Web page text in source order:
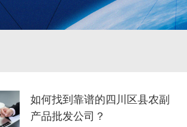
如何找到靠谱的四川区县农副
产品批发公司？